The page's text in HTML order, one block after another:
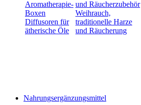
Aromatherapie-
Boxen
Diffusoren für
ätherische Öle
und Räucherzubehör
Weihrauch,
traditionelle Harze
und Räucherung
Nahrungsergänzungsmittel